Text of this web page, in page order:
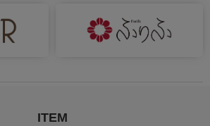
身長：163cm 身長：163cm
ITEM